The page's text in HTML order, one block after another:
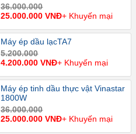
36.000.000
25.000.000 VNĐ+ Khuyến mại
Máy ép dầu lạcTA7
5.200.000
4.200.000 VNĐ+ Khuyến mại
Máy ép tinh dầu thực vật Vinastar
1800W
36.000.000
25.000.000 VNĐ+ Khuyến mại